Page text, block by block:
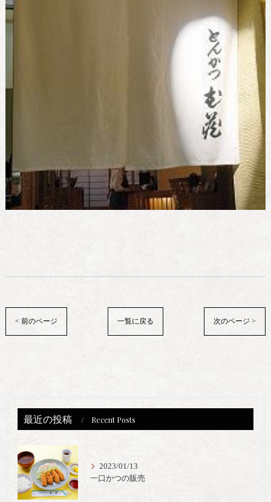
< 前のページ 一覧に戻る 次のページ >
最近の投稿 Recent Posts
2023/01/13
一口かつの販売